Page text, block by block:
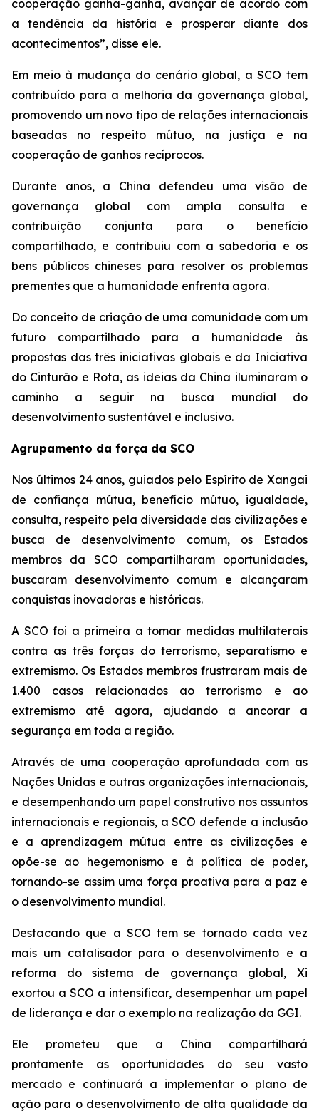
cooperação ganha-ganha, avançar de acordo com
a tendência da história e prosperar diante dos
acontecimentos”, disse ele.
Em meio à mudança do cenário global, a SCO tem
contribuído para a melhoria da governança global,
promovendo um novo tipo de relações internacionais
baseadas no respeito mútuo, na justiça e na
cooperação de ganhos recíprocos.
Durante anos, a China defendeu uma visão de
governança global com ampla consulta e
contribuição conjunta para o benefício
compartilhado, e contribuiu com a sabedoria e os
bens públicos chineses para resolver os problemas
prementes que a humanidade enfrenta agora.
Do conceito de criação de uma comunidade com um
futuro compartilhado para a humanidade às
propostas das três iniciativas globais e da Iniciativa
do Cinturão e Rota, as ideias da China iluminaram o
caminho a seguir na busca mundial do
desenvolvimento sustentável e inclusivo.
Agrupamento da força da SCO
Nos últimos 24 anos, guiados pelo Espírito de Xangai
de confiança mútua, benefício mútuo, igualdade,
consulta, respeito pela diversidade das civilizações e
busca de desenvolvimento comum, os Estados
membros da SCO compartilharam oportunidades,
buscaram desenvolvimento comum e alcançaram
conquistas inovadoras e históricas.
A SCO foi a primeira a tomar medidas multilaterais
contra as três forças do terrorismo, separatismo e
extremismo. Os Estados membros frustraram mais de
1.400 casos relacionados ao terrorismo e ao
extremismo até agora, ajudando a ancorar a
segurança em toda a região.
Através de uma cooperação aprofundada com as
Nações Unidas e outras organizações internacionais,
e desempenhando um papel construtivo nos assuntos
internacionais e regionais, a SCO defende a inclusão
e a aprendizagem mútua entre as civilizações e
opõe-se ao hegemonismo e à política de poder,
tornando-se assim uma força proativa para a paz e
o desenvolvimento mundial.
Destacando que a SCO tem se tornado cada vez
mais um catalisador para o desenvolvimento e a
reforma do sistema de governança global, Xi
exortou a SCO a intensificar, desempenhar um papel
de liderança e dar o exemplo na realização da GGI.
Ele prometeu que a China compartilhará
prontamente as oportunidades do seu vasto
mercado e continuará a implementar o plano de
ação para o desenvolvimento de alta qualidade da